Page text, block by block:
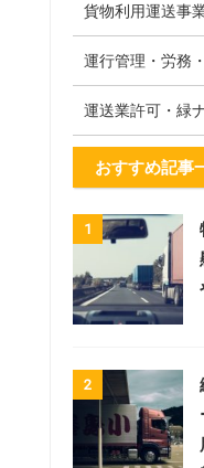
貨物利用運送事
運行管理・労務
運送業許可・緑
おすすめ記事
1
2